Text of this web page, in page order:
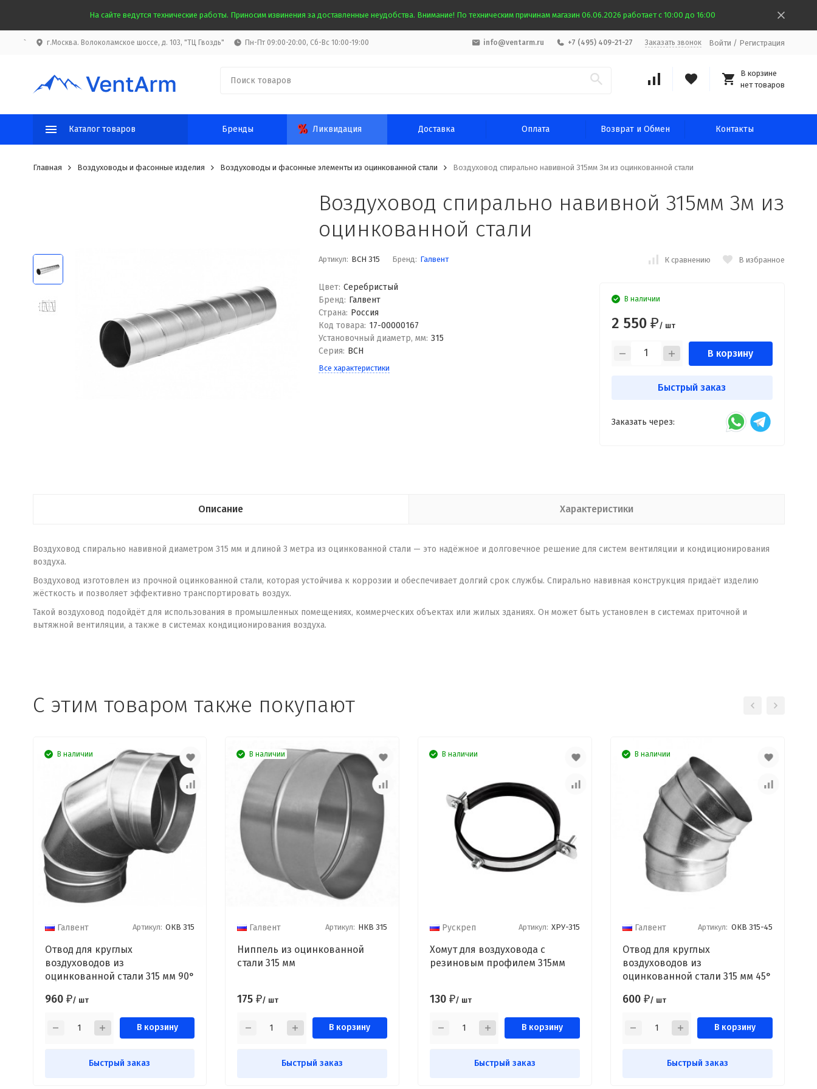
На сайте ведутся технические работы. Приносим извинения за доставленные неудобства. Внимание! По техническим причинам магазин 06.06.2026 работает с 10:00 до 16:00
` г.Москва. Волоколамское шоссе, д. 103, "ТЦ Гвоздь" Пн-Пт 09:00-20:00, Сб-Вс 10:00-19:00 info@ventarm.ru +7 (495) 409-21-27 Заказать звонок Войти / Регистрация
В корзине
нет товаров
Каталог товаров Бренды Ликвидация Доставка Оплата Возврат и Обмен Контакты
Главная Воздуховоды и фасонные изделия Воздуховоды и фасонные элементы из оцинкованной стали Воздуховод спирально навивной 315мм 3м из оцинкованной стали
Воздуховод спирально навивной 315мм 3м из
оцинкованной стали
Артикул: ВСН 315 Бренд: Галвент К сравнению В избранное
Цвет: Серебристый
Бренд: Галвент
Страна: Россия
Код товара: 17-00000167
Установочный диаметр, мм: 315
Серия: ВСН
Все характеристики
В наличии
2 550 ₽/ шт
В корзину
Быстрый заказ
Заказать через:
Описание Характеристики
Воздуховод спирально навивной диаметром 315 мм и длиной 3 метра из оцинкованной стали — это надёжное и долговечное решение для систем вентиляции и кондиционирования
воздуха.
Воздуховод изготовлен из прочной оцинкованной стали, которая устойчива к коррозии и обеспечивает долгий срок службы. Спирально навивная конструкция придаёт изделию
жёсткость и позволяет эффективно транспортировать воздух.
Такой воздуховод подойдёт для использования в промышленных помещениях, коммерческих объектах или жилых зданиях. Он может быть установлен в системах приточной и
вытяжной вентиляции, а также в системах кондиционирования воздуха.
C этим товаром также покупают
В наличии
Галвент Артикул: ОКВ 315
Отвод для круглых
воздуховодов из
оцинкованной стали 315 мм 90°
960 ₽/ шт
В корзину
Быстрый заказ
В наличии
Галвент Артикул: НКВ 315
Ниппель из оцинкованной
стали 315 мм
175₽/ шт
В корзину
Быстрый заказ
В наличии
Рускреп Артикул: ХРУ-315
Хомут для воздуховода с
резиновым профилем 315мм
130 ₽/ шт
В корзину
Быстрый заказ
В наличии
Галвент Артикул: ОКВ 315-45
Отвод для круглых
воздуховодов из
оцинкованной стали 315 мм 45°
600 ₽/ шт
В корзину
Быстрый заказ